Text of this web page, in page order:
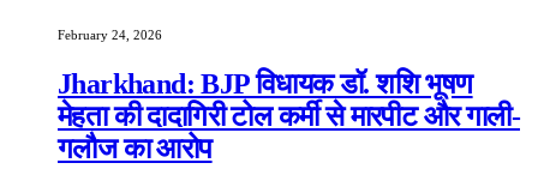
February 24, 2026
Jharkhand: BJP विधायक डॉ. शशि भूषण
मेहता की दादागिरी टोल कर्मी से मारपीट और गाली-
गलौज का आरोप